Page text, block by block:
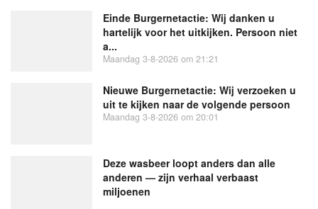
Einde Burgernetactie: Wij danken u
hartelijk voor het uitkijken. Persoon niet
a...
Maandag 3-8-2026 om 21:21
Nieuwe Burgernetactie: Wij verzoeken u
uit te kijken naar de volgende persoon
Maandag 3-8-2026 om 20:01
Deze wasbeer loopt anders dan alle
anderen — zijn verhaal verbaast
miljoenen